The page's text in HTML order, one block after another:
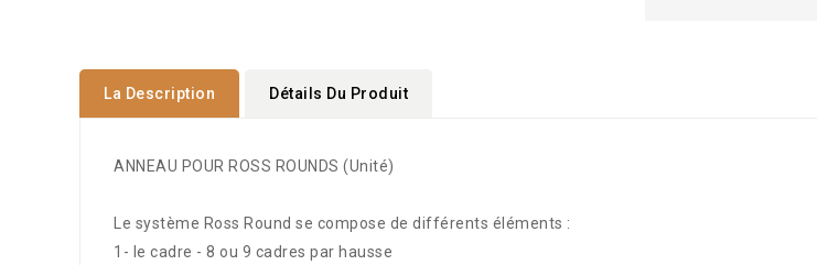
La Description Détails Du Produit
ANNEAU POUR ROSS ROUNDS (Unité)
Le système Ross Round se compose de différents éléments :
1- le cadre - 8 ou 9 cadres par hausse